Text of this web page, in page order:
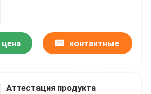
контактные
Аттестация продукта